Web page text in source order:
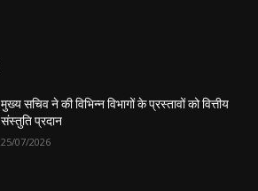
मुख्य सचिव ने की विभिन्न विभागों के प्रस्तावों को वित्तीय
संस्तुति प्रदान
25/07/2026